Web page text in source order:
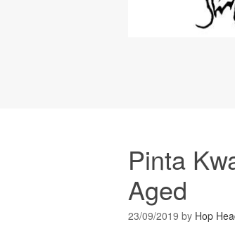
Pinta
Aged
23/09/2019 by Hop